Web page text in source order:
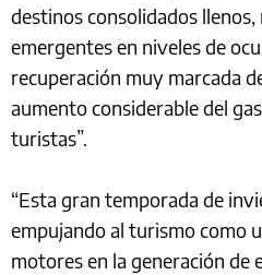
destinos consolidados
emergentes en niveles de
recuperación muy marcada
aumento considerable del
turistas”.
“Esta gran temporada de
empujando al turismo como
motores en la generación de